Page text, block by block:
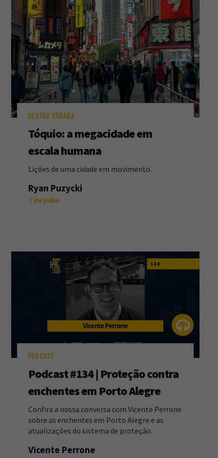
GESTÃO URBANA
Tóquio: a megacidade em
escala humana
Lições de uma cidade em movimento.
Ryan Puzycki
2 de julho
PODCAST
Podcast #134 | Proteção contra
enchentes em Porto Alegre
Confira a nossa conversa com Vicente Perrone
sobre as enchentes em Porto Alegre e as
atualizações do sistema de proteção.
Vicente Perrone